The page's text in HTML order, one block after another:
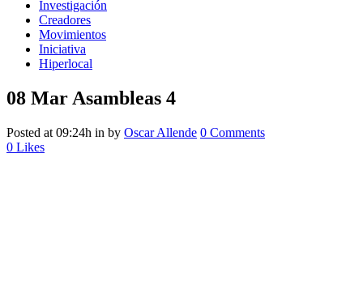
Investigación
Creadores
Movimientos
Iniciativa
Hiperlocal
08 Mar Asambleas 4
Posted at 09:24h in by Oscar Allende 0 Comments
0 Likes